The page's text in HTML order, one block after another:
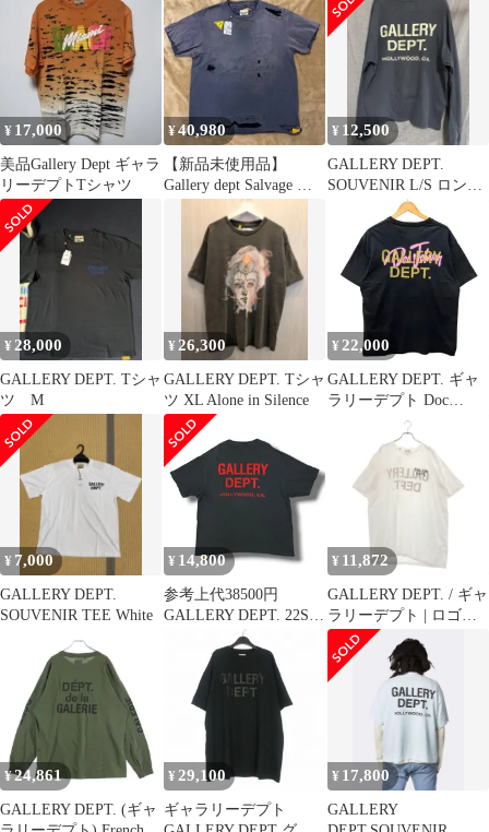
プト
¥ 17,000
美品Gallery Dept ギャラ
リーデプトTシャツ
¥40,980
【新品未使用品】
Gallery dept Salvage ギ
ャラリー Tシャツ
¥ 12,500
GALLERY DEPT.
SOUVENIR L/S ロンT
¥ 28,000
GALLERY DEPT. Tシャ
ツ M
¥ 26,300
GALLERY DEPT. Tシャ
ツ XL Alone in Silence
¥ 22,000
GALLERY DEPT. ギャ
ラリーデプト Doc
Jonson プリント 半袖Ｔ
シャツ ブラック サイズ
L 正規品 / 52705
¥ 7,000
GALLERY DEPT.
SOUVENIR TEE White
¥ 14,800
参考上代38500円
GALLERY DEPT. 22SS
Souvenir T-shirt スーベ
ニアTシャツ 半袖カッ
トソー ギャラリーデプ
ト ブラック系 XL
（19152M）
¥ 11,872
GALLERY DEPT. / ギャ
ラリーデプト | ロゴプ
リントTシャツ | XL | ホ
ワイト | メンズ
¥24,861
GALLERY DEPT. (ギャ
¥ 29,100
ギャラリーデプト
¥ 17,800
GALLERY